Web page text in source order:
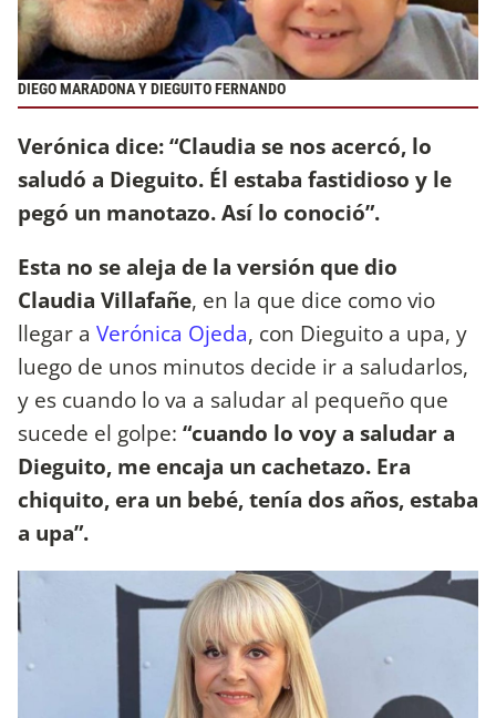
DIEGO MARADONA Y DIEGUITO FERNANDO
Verónica dice: “Claudia se nos acercó, lo
saludó a Dieguito. Él estaba fastidioso y le
pegó un manotazo. Así lo conoció”.
Esta no se aleja de la versión que dio
Claudia Villafañe, en la que dice como vio
llegar a Verónica Ojeda, con Dieguito a upa, y
luego de unos minutos decide ir a saludarlos,
y es cuando lo va a saludar al pequeño que
sucede el golpe: “cuando lo voy a saludar a
Dieguito, me encaja un cachetazo. Era
chiquito, era un bebé, tenía dos años, estaba
a upa”.